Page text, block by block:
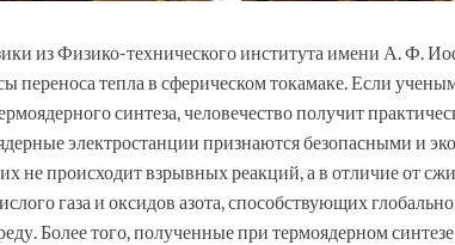
из Физико-технического института имени А. Ф.
переноса тепла в сферическом токамаке. Если
синтеза, человечество получит
электростанции признаются безопасными и
не происходит взрывных реакций, а в отличие от
газа и оксидов азота, способствующих
Более того, полученные при термоядерном